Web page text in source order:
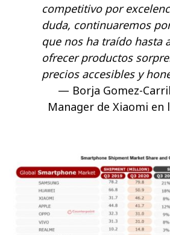
competitivo por
duda, continuaremos
que nos ha traído hasta
ofrecer productos
precios accesibles y
Borja Gomez-
Manager de Xiaomi en